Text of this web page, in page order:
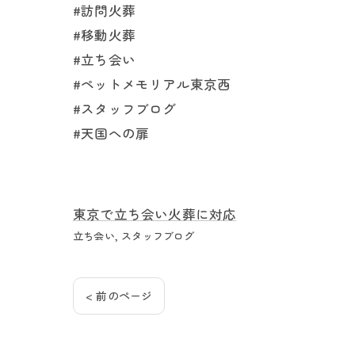
#訪問火葬
#移動火葬
#立ち会い
#ペットメモリアル東京西
#スタッフブログ
#天国への扉
東京で立ち会い火葬に対応
立ち会い スタッフブログ
< 前のページ